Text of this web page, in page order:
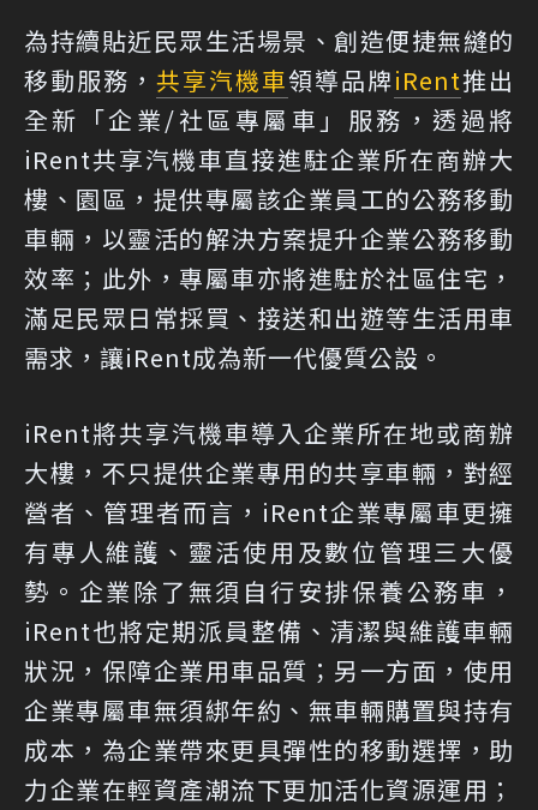
為持續貼近民眾生活場景、創造便捷無縫的
移動服務， 共享汽機車領導品牌iRent推出
全新「企業/社區專屬車」服務，透過將
iRent共享汽機車直接進駐企業所在商辦大
樓、園區，提供專屬該企業員工的公務移動
車輛，以靈活的解決方案提升企業公務移動
效率；此外，專屬車亦將進駐於社區住宅，
滿足民眾日常採買、接送和出遊等生活用車
需求，讓iRent成為新一代優質公設。
iRent將共享汽機車導入企業所在地或商辦
大樓，不只提供企業專用的共享車輛，對經
營者、管理者而言，iRent企業專屬車更擁
有專人維護、靈活使用及數位管理三大優
勢。企業除了無須自行安排保養公務車，
iRent也將定期派員整備、清潔與維護車輛
狀況，保障企業用車品質；另一方面，使用
企業專屬車無須綁年約、無車輛購置與持有
成本，為企業帶來更具彈性的移動選擇，助
力企業在輕資產潮流下更加活化資源運用；